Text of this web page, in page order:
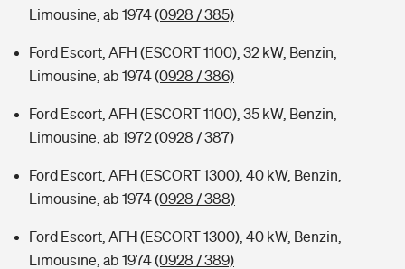
Limousine, ab 1974(0928 / 385)
Ford Escort, AFH (ESCORT 1100), 32 kW, Benzin,
Limousine, ab 1974(0928 / 386)
Ford Escort, AFH (ESCORT 1100), 35 kW, Benzin,
Limousine, ab 1972(0928 / 387)
Ford Escort, AFH (ESCORT 1300), 40 kW, Benzin,
Limousine, ab 1974(0928 / 388)
Ford Escort, AFH (ESCORT 1300), 40 kW, Benzin,
Limousine, ab 1974(0928 / 389)